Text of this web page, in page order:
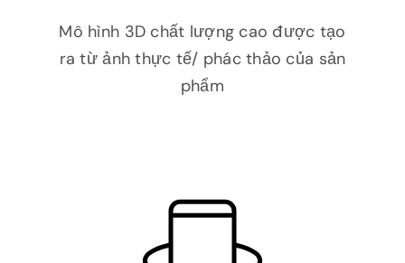
Mô hình 3D chất lượng cao được tạo
ra từ ảnh thực tế/ phác thảo của sản
phẩm